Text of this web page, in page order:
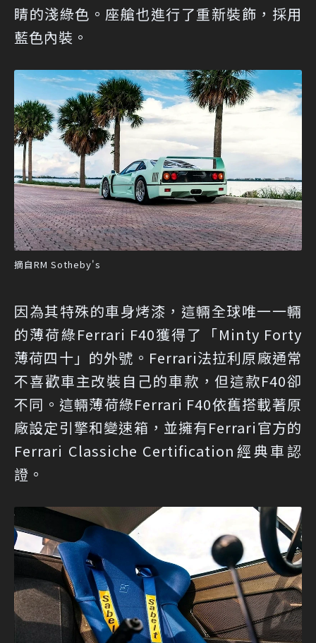
睛的淺綠色。座艙也進行了重新裝飾，採用
藍色內裝。
摘自RM Sotheby's
因為其特殊的車身烤漆，這輛全球唯一一輛
的薄荷綠Ferrari F40獲得了「Minty Forty
薄荷四十」的外號。Ferrari法拉利原廠通常
不喜歡車主改裝自己的車款，但這款F40卻
不同。這輛薄荷綠Ferrari F40依舊搭載著原
廠設定引擎和變速箱，並擁有Ferrari官方的
Ferrari Classiche Certification經典車認
證。